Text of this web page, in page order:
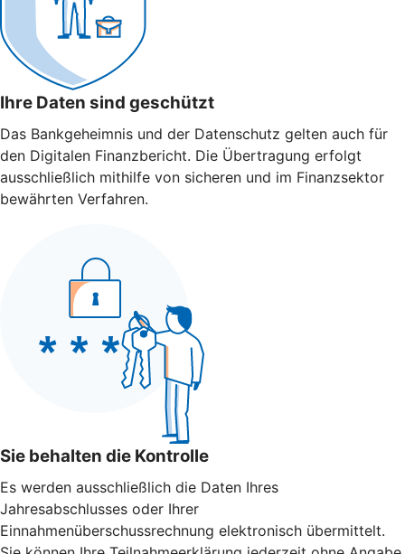
Ihre Daten sind geschützt
Das Bankgeheimnis und der Datenschutz gelten auch für
den Digitalen Finanzbericht. Die Übertragung erfolgt
ausschließlich mithilfe von sicheren und im Finanzsektor
bewährten Verfahren.
Sie behalten die Kontrolle
Es werden ausschließlich die Daten Ihres
Jahresabschlusses oder Ihrer
Einnahmenüberschussrechnung elektronisch übermittelt.